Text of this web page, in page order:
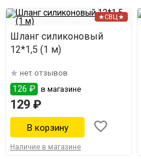
★СВЦ★
Шланг силиконовый
12*1,5 (1 м)
нет отзывов
126 ₽ в магазине
129 ₽
Наличие в магазине